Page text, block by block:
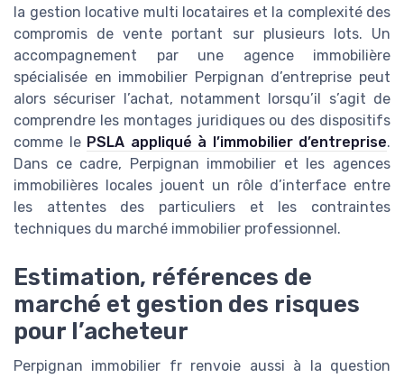
la gestion locative multi locataires et la complexité des
compromis de vente portant sur plusieurs lots. Un
accompagnement par une agence immobilière
spécialisée en immobilier Perpignan d’entreprise peut
alors sécuriser l’achat, notamment lorsqu’il s’agit de
comprendre les montages juridiques ou des dispositifs
comme le PSLA appliqué à l’immobilier d’entreprise.
Dans ce cadre, Perpignan immobilier et les agences
immobilières locales jouent un rôle d’interface entre
les attentes des particuliers et les contraintes
techniques du marché immobilier professionnel.
Estimation, références de
marché et gestion des risques
pour l’acheteur
Perpignan immobilier fr renvoie aussi à la question